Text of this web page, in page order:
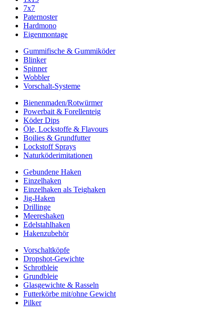
7x7
Paternoster
Hardmono
Eigenmontage
Gummifische & Gummiköder
Blinker
Spinner
Wobbler
Vorschalt-Systeme
Bienenmaden/Rotwürmer
Powerbait & Forellenteig
Köder Dips
Öle, Lockstoffe & Flavours
Boilies & Grundfutter
Lockstoff Sprays
Naturköderimitationen
Gebundene Haken
Einzelhaken
Einzelhaken als Teighaken
Jig-Haken
Drillinge
Meereshaken
Edelstahlhaken
Hakenzubehör
Vorschaltköpfe
Dropshot-Gewichte
Schrotbleie
Grundbleie
Glasgewichte & Rasseln
Futterkörbe mit/ohne Gewicht
Pilker